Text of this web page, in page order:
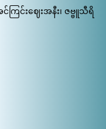
ကြင်းဈေးအနီး၊ ဇဗ္ဗူသီရိ